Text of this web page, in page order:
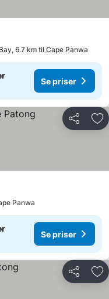
6.7 km til Cape Panwa
Se priser
Del
Panwa
Se priser
Del